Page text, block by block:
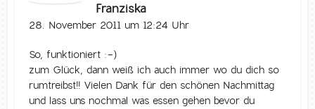
Franziska
28. November 2011 um 12:24 Uhr
So, funktioniert :-)
zum Glück, dann weiß ich auch immer wo du dich so
rumtreibst!! Vielen Dank für den schönen Nachmittag
und lass uns nochmal was essen gehen bevor du